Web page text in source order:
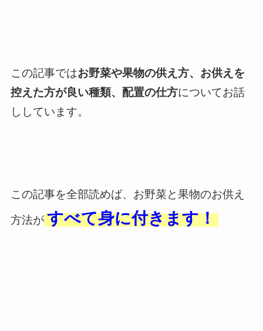
この記事ではお野菜や果物の供え方、お供えを
控えた方が良い種類、配置の仕方についてお話
ししています。
この記事を全部読めば、お野菜と果物のお供え
方法が すべて身に付きます！